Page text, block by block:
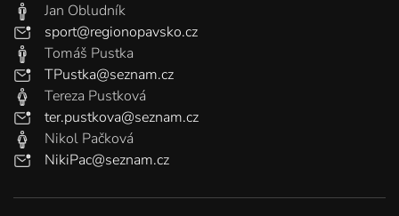
Jan Obludník
sport@regionopavsko.cz
Tomáš Pustka
TPustka@seznam.cz
Tereza Pustková
ter.pustkova@seznam.cz
Nikol Pačková
NikiPac@seznam.cz